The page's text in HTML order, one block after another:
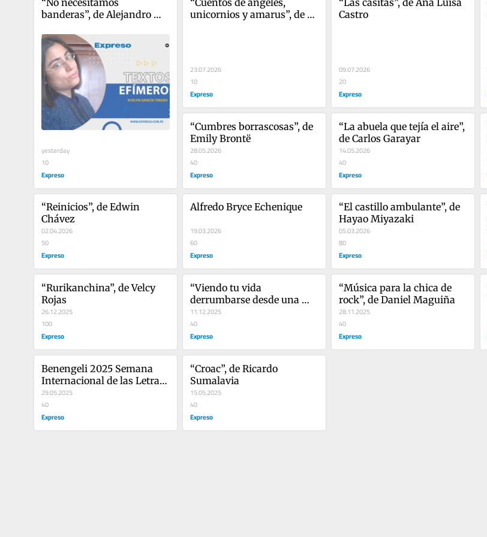
banderas”, de Alejandro
yesterday
10
Expreso
unicornios y amarus”, de
23.07.2026
10
Expreso
Castro
09.07.2026
20
Expreso
“Cumbres borrascosas”, de
Emily Brontë
28.05.2026
40
Expreso
“La abuela que tejía el aire”,
de Carlos Garayar
14.05.2026
40
Expreso
“Reinicios”, de Edwin
Chávez
02.04.2026
50
Expreso
Alfredo Bryce Echenique
19.03.2026
60
Expreso
“El castillo ambulante”, de
Hayao Miyazaki
05.03.2026
80
Expreso
“Rurikanchina”, de Velcy
Rojas
26.12.2025
100
Expreso
“Viendo tu vida
derrumbarse desde una
distancia segura”, de
Gianni Biffi
11.12.2025
40
Expreso
“Música para la chica de
rock”, de Daniel Maguiña
28.11.2025
40
Expreso
Benengeli 2025 Semana
Internacional de las Letras
en Español
29.05.2025
40
Expreso
“Croac”, de Ricardo
Sumalavia
15.05.2025
40
Expreso